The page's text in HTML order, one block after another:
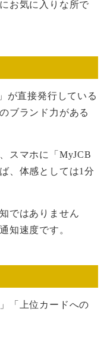
お気に入りな所で
が直接発行している
ブランド力がある
スマホに「MyJCB
、体感としては1分
ではありません
知速度です。
「上位カードへの